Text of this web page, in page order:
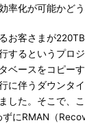
率化が可能かど
お客さまが
するというプロ
ベースをコピー
に伴うダウンタ
した。そこで、
にRMAN（